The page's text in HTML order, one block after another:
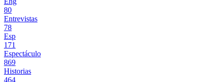
80
Entrevistas
78
Esp
171
Espectáculo
869
Historias
464